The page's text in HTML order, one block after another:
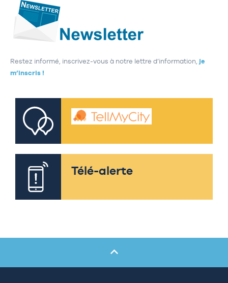
Restez informé, inscrivez-vous à notre lettre d’information, je
m’inscris !
Télé-alerte